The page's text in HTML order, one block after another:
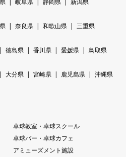
奈良県 和歌山県
三重県
徳島県 香川県 愛媛県
鳥取県
大分県 宮崎県 鹿児島県
沖縄県
卓球教室・卓球スクール
卓球バー・卓球カフェ
アミューズメント施設